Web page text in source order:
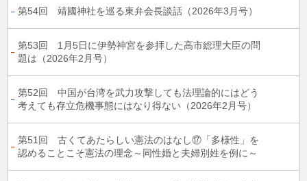
第54回 靖國神社を巡る東弁会長談話（2026年3月号）
第53回 1月5日に伊勢神宮を参拝した高市総理大臣の問
題は（2026年2月号）
第52回 中国が台湾を武力攻撃しても法理論的にはどう
考えても存立危機事態にはなり得ない（2026年2月号）
第51回 古くてあたらしい憲法のはなし⑰「多様性」を
認めることこそ憲法の理念～同性婚と夫婦別姓を例に～